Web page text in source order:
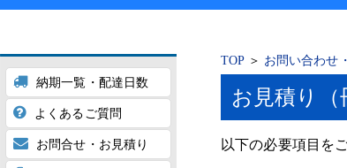
TOP ＞ お問い合わせ
お見積り（
以下の必要項目を
納期一覧・配達日数
よくあるご質問
お問合せ・お見積り